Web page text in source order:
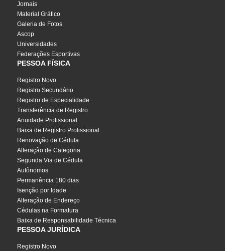
Jornais
Material Gráfico
Galeria de Fotos
Ascop
Universidades
Federações Esportivas
PESSOA FÍSICA
Registro Novo
Registro Secundário
Registro de Especialidade
Transferência de Registro
Anuidade Profissional
Baixa de Registro Profissional
Renovação de Cédula
Alteração de Categoria
Segunda Via de Cédula
Autônomos
Permanência 180 dias
Isenção por Idade
Alteração de Endereço
Cédulas na Formatura
Baixa de Responsabilidade Técnica
PESSOA JURÍDICA
Registro Novo